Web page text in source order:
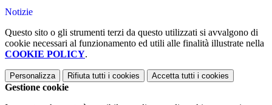
Notizie
Questo sito o gli strumenti terzi da questo utilizzati si avvalgono di
cookie necessari al funzionamento ed utili alle finalità illustrate nella
COOKIE POLICY.
Personalizza Rifiuta tutti i cookies Accetta tutti i cookies
Gestione cookie